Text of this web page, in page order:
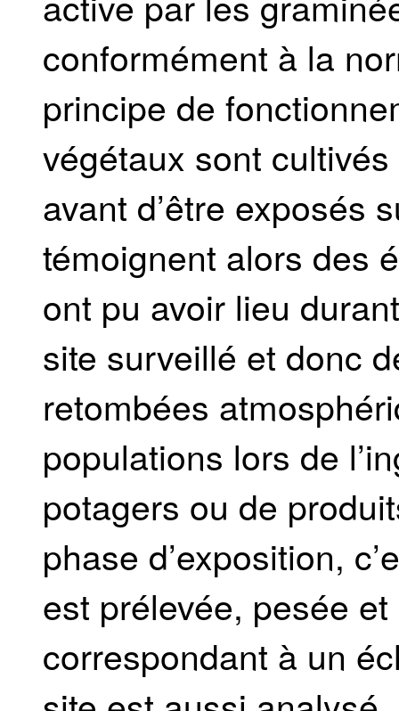
conformément à la
principe de
végétaux sont
avant d’être exposés
témoignent alors des
ont pu avoir lieu
site surveillé et donc
retombées
populations lors de
potagers ou de
phase d’exposition,
est prélevée, pesée
correspondant à un